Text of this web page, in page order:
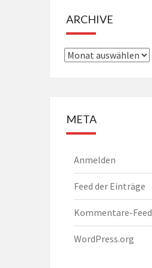
ARCHIVE
Archive
META
Anmelden
Feed der Einträge
Kommentare-Feed
WordPress.org